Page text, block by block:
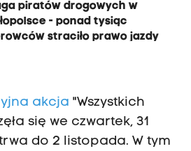
piratów drogowych w
- ponad tysiąc
straciło prawo jazdy
akcja "Wszystkich
się we czwartek, 31
do 2 listopada. W tym